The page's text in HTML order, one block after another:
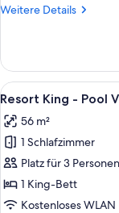
anzeigen
Weitere Details
Weitere
Queen
Tropical
Suite
Alle
Fotos
für
Resort
King
-
Pool
5
Resort King - Pool
56 m²
1 Schlafzimmer
Platz für 3 Personen
1 King-Bett
Kostenloses WLAN